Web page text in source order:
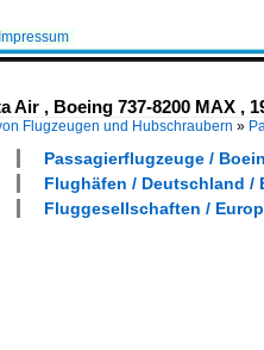
Impressum
Air , Boeing 737-8200 MAX ,
Flugzeugen und Hubschraubern »
Passagierflugzeuge /
Flughäfen / Deutschland /
Fluggesellschaften /